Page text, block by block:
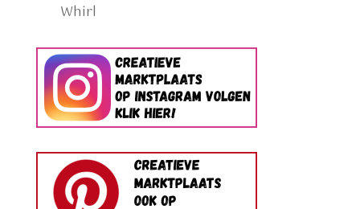
Whirl